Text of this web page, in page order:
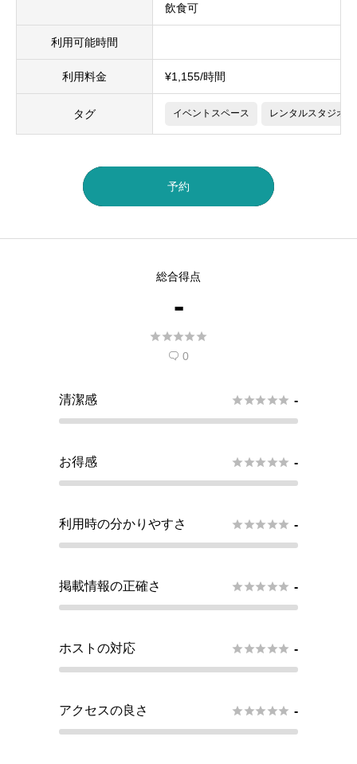
飲食可
利用可能時間
利用料金 ¥1,155/時間
タグ イベントスペース レンタルスタジオ
予約
総合得点
-

 0
清潔感  -
お得感  -
利用時の分かりやすさ  -
掲載情報の正確さ  -
ホストの対応  -
アクセスの良さ  -